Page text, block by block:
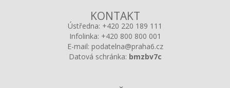
KONTAKT
Ústředna: +420 220 189 111
Infolinka: +420 800 800 001
E-mail: podatelna@praha6.cz
Datová schránka: bmzbv7c